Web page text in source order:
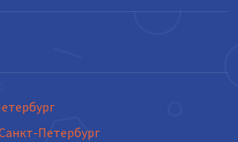
Петербург